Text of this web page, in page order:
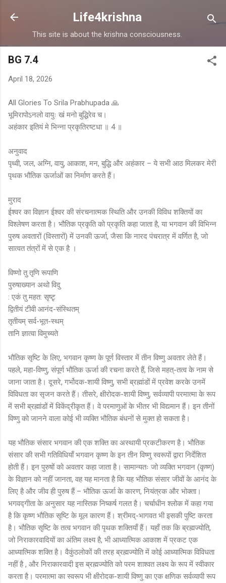
Skip to main content
Life4krishna
This site is about the krishna consciousness.
BG 7.4
April 18, 2026
All Glories To Srila Prabhupada 🙏
भूमिरापोऽनलो वायुः खं मनो बुद्धिरेव च।
अहंकार इतियं मे भिन्ना प्रकृतिरष्टधा ॥ 4 ॥
अनुवाद
पृथ्वी, जल, अग्नि, वायु, आकाश, मन, बुद्धि और अहंकार – ये सभी आठ मिलकर मेरी
पृथक भौतिक ऊर्जाओं का निर्माण करते हैं।
मुराद
ईश्वर का विज्ञान ईश्वर की संरचनात्मक स्थिति और उनकी विविध शक्तियों का
विश्लेषण करता है। भौतिक प्रकृति को प्रकृति कहा जाता है, या भगवान की विभिन्न
पुरुष अवतारों (विस्तारों) में उनकी ऊर्जा, जैसा कि नारद पंचरात्र में वर्णित है, जो
सात्वत तंत्रों में से एक है ।
विष्णो तु तृणि रूपाणि
पुरुषाख्यान अथो विदु
: एकं तु महत: सृष्टृ
द्वितीयं टीवी आनंद-संस्थितम्
तृतीयम् सर्व-भूत-स्थम्
तानि ज्ञात्वा विमुच्यते
भौतिक सृष्टि के लिए, भगवान कृष्ण के पूर्ण विस्तार में तीन विष्णु अवतार लेते हैं।
पहले, महा-विष्णु, संपूर्ण भौतिक ऊर्जा की रचना करते हैं, जिसे महत्-तत्व के नाम से
जाना जाता है। दूसरे, गर्भोदक-शायी विष्णु, सभी ब्रह्मांडों में प्रवेश करके उनमें
विविधता का सृजन करते हैं। तीसरे, क्षीरोदक-शायी विष्णु, सर्वव्यापी परमात्मा के रूप
में सभी ब्रह्मांडों में विकेंद्रीकृत हैं। वे परमाणुओं के भीतर भी विद्यमान हैं। इन तीनों
विष्णु को जानने वाला कोई भी व्यक्ति भौतिक बंधनों से मुक्त हो सकता है।
यह भौतिक संसार भगवान की एक शक्ति का अस्थायी प्रकटीकरण है। भौतिक
संसार की सभी गतिविधियाँ भगवान कृष्ण के इन तीन विष्णु स्वरूपों द्वारा निर्देशित
होती हैं। इन पुरुषों को अवतार कहा जाता है। सामान्यतः जो व्यक्ति भगवान (कृष्ण)
के विज्ञान को नहीं जानता, वह यह मानता है कि यह भौतिक संसार जीवों के आनंद के
लिए है और जीव ही पुरुष हैं – भौतिक ऊर्जा के कारण, नियंत्रक और भोक्ता।
भगवद्गीता के अनुसार यह नास्तिक निष्कर्ष गलत है। चर्चाधीन श्लोक में कहा गया
है कि कृष्ण भौतिक सृष्टि के मूल कारण हैं। श्रीमद्-भागवत भी इसकी पुष्टि करता
है। भौतिक सृष्टि के तत्व भगवान की पृथक शक्तियाँ हैं। यहाँ तक कि ब्रह्मज्योति,
जो निराकारवादियों का अंतिम लक्ष्य है, भी आध्यात्मिक आकाश में प्रकट एक
आध्यात्मिक शक्ति है। वैकुंठलोकों की तरह ब्रह्मज्योति में कोई आध्यात्मिक विविधता
नहीं है , और निराकारवादी इस ब्रह्मज्योति को परम शाश्वत लक्ष्य के रूप में स्वीकार
करता है। परमात्मा का स्वरूप भी क्षीरोदक-शायी विष्णु का एक क्षणिक सर्वव्यापी रूप